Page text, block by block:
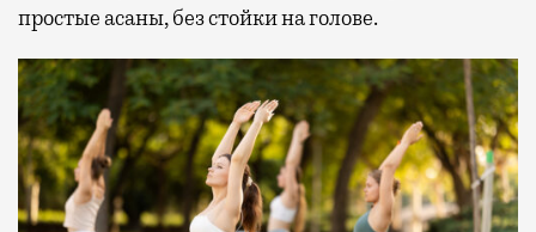
простые асаны, без стойки на голове.